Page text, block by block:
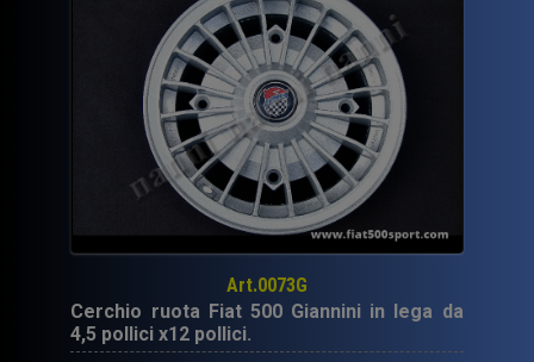
Art.0073G
Cerchio ruota Fiat 500 Giannini in lega da
4,5 pollici x12 pollici.